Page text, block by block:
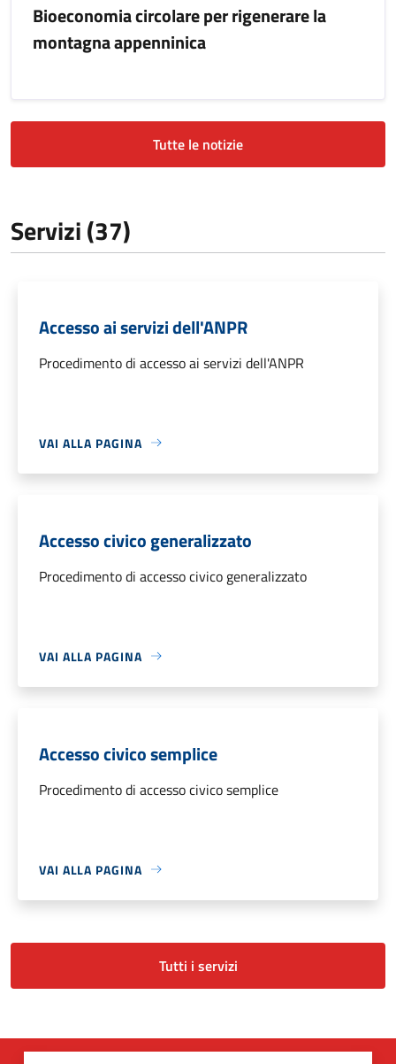
Bioeconomia circolare per rigenerare la
montagna appenninica
Tutte le notizie
Servizi (37)
Accesso ai servizi dell'ANPR
Procedimento di accesso ai servizi dell'ANPR
VAI ALLA PAGINA
Accesso civico generalizzato
Procedimento di accesso civico generalizzato
VAI ALLA PAGINA
Accesso civico semplice
Procedimento di accesso civico semplice
VAI ALLA PAGINA
Tutti i servizi